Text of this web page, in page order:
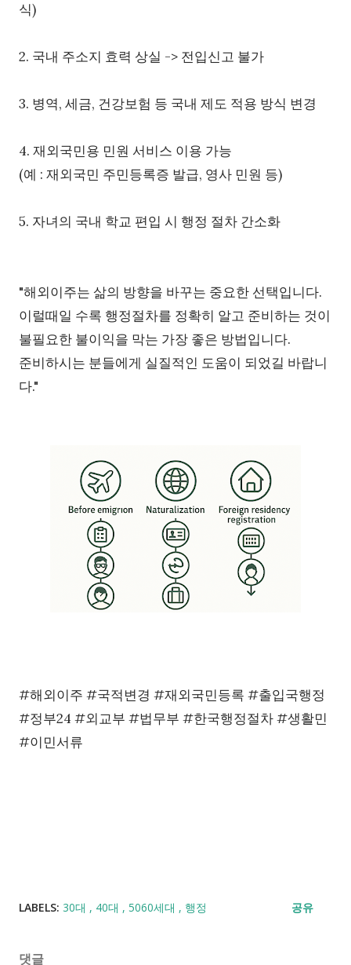
식)
2. 국내 주소지 효력 상실 -> 전입신고 불가
3. 병역, 세금, 건강보험 등 국내 제도 적용 방식 변경
4. 재외국민용 민원 서비스 이용 가능
(예 : 재외국민 주민등록증 발급, 영사 민원 등)
5. 자녀의 국내 학교 편입 시 행정 절차 간소화
"해외이주는 삶의 방향을 바꾸는 중요한 선택입니다.
이럴때일 수록 행정절차를 정확히 알고 준비하는 것이
불필요한 불이익을 막는 가장 좋은 방법입니다.
준비하시는 분들에게 실질적인 도움이 되었길 바랍니
다."
#해외이주 #국적변경 #재외국민등록 #출입국행정
#정부24 #외교부 #법무부 #한국행정절차 #생활민
#이민서류
LABELS: 30대 40대 5060세대 행정 공유
댓글